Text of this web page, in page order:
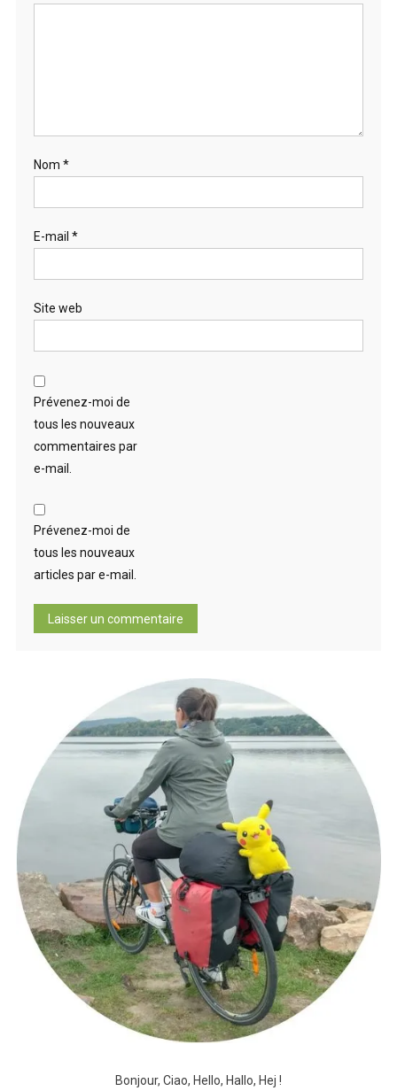
Nom *
E-mail *
Site web
Prévenez-moi de
tous les nouveaux
commentaires par
e-mail.
Prévenez-moi de
tous les nouveaux
articles par e-mail.
Bonjour, Ciao, Hello, Hallo, Hej !